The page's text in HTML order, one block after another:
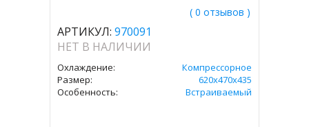
( 0 отзывов )
АРТИКУЛ: 970091
НЕТ В НАЛИЧИИ
Охлаждение:
Компрессорное
Размер:
620х470х435
Особенность:
Встраиваемый